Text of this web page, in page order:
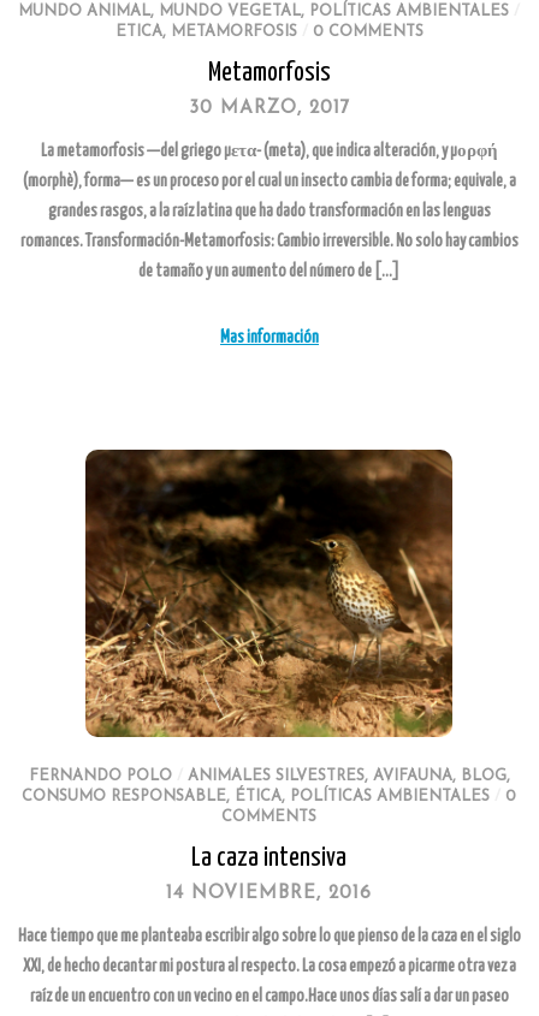
MUNDO ANIMAL, MUNDO VEGETAL, POLÍTICAS AMBIENTALES
ETICA, METAMORFOSIS 0 COMMENTS
Metamorfosis
30 MARZO, 2017
La metamorfosis —del griego μετα- (meta), que indica alteración, y μορφή
(morphè), forma— es un proceso por el cual un insecto cambia de forma; equivale, a
grandes rasgos, a la raíz latina que ha dado transformación en las lenguas
romances. Transformación-Metamorfosis: Cambio irreversible. No solo hay cambios
de tamaño y un aumento del número de […]
Mas información
FERNANDO POLO ANIMALES SILVESTRES, AVIFAUNA, BLOG,
CONSUMO RESPONSABLE, ÉTICA, POLÍTICAS AMBIENTALES
0
COMMENTS
La caza intensiva
14 NOVIEMBRE, 2016
Hace tiempo que me planteaba escribir algo sobre lo que pienso de la caza en el siglo
XXI, de hecho decantar mi postura al respecto. La cosa empezó a picarme otra vez a
raíz de un encuentro con un vecino en el campo.Hace unos días salí a dar un paseo